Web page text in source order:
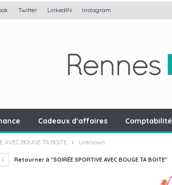
Twitter LinkedIN Instagram
Cadeaux d’affaires Comptabilité
AVEC BOUGE TA BOITE Unknown
Retourner à "SOIRÉE SPORTIVE AVEC BOUGE TA BOITE"